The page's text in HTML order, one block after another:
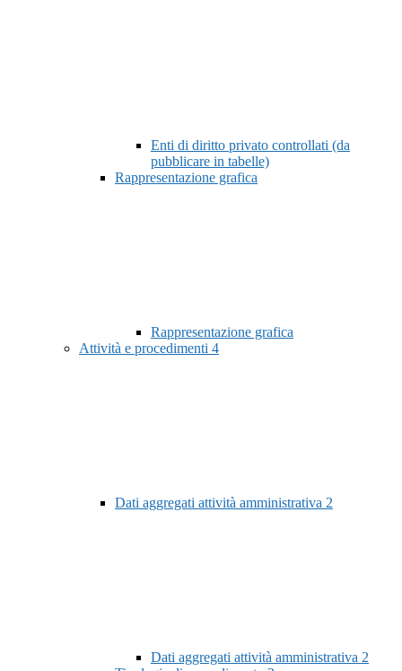
Enti di diritto privato controllati (da
pubblicare in tabelle)
Rappresentazione grafica
Rappresentazione grafica
Attività e procedimenti 4
Dati aggregati attività amministrativa 2
Dati aggregati attività amministrativa 2